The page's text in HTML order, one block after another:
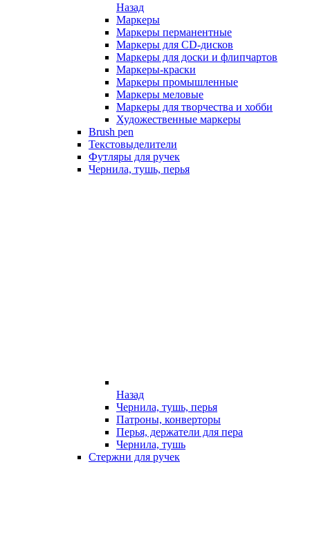
Назад
Маркеры
Маркеры перманентные
Маркеры для CD-дисков
Маркеры для доски и флипчартов
Маркеры-краски
Маркеры промышленные
Маркеры меловые
Маркеры для творчества и хобби
Художественные маркеры
Brush pen
Текстовыделители
Футляры для ручек
Чернила, тушь, перья
Назад
Чернила, тушь, перья
Патроны, конверторы
Перья, держатели для пера
Чернила, тушь
Стержни для ручек